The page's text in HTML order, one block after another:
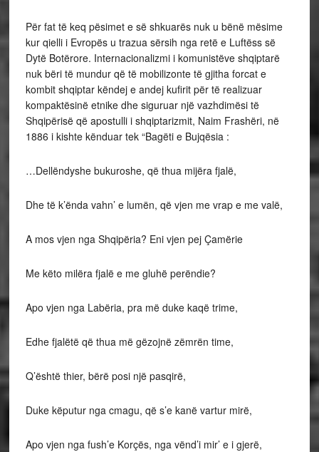
Për fat të keq pësimet e së shkuarës nuk u bënë mësime
kur qielli i Evropës u trazua sërsih nga retë e Luftëss së
Dytë Botërore. Internacionalizmi i komunistëve shqiptarë
nuk bëri të mundur që të mobilizonte të gjitha forcat e
kombit shqiptar këndej e andej kufirit për të realizuar
kompaktësinë etnike dhe siguruar një vazhdimësi të
Shqipërisë që apostulli i shqiptarizmit, Naim Frashëri, në
1886 i kishte kënduar tek “Bagëti e Bujqësia :
…Dellëndyshe bukuroshe, që thua mijëra fjalë,
Dhe të k’ënda vahn’ e lumën, që vjen me vrap e me valë,
A mos vjen nga Shqipëria? Eni vjen pej Çamërie
Me këto milëra fjalë e me gluhë perëndie?
Apo vjen nga Labëria, pra më duke kaqë trime,
Edhe fjalëtë që thua më gëzojnë zëmrën time,
Q’është thier, bërë posi një pasqirë,
Duke këputur nga cmagu, që s’e kanë vartur mirë,
Apo vjen nga fush’e Korçës, nga vënd’i mir’ e i gjerë,